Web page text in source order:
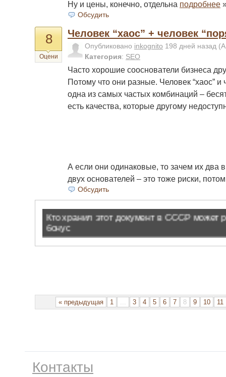
Ну и цены, конечно, отдельна подробнее
Обсудить
8
Оцени
Человек “хаос” + человек
Опубликовано inkognito 198 дней назад
Категория: SEO
Часто хорошие сооснователи бизнеса
Потому что они разные. Человек “хаос” и
одна из самых частых комбинаций –
есть качества, которые другому
А если они одинаковые, то зачем их два
двух основателей – это тоже риски,
Обсудить
« предыдущая 1 ... 3 4 5 6 7 8 9 10 11
Контакты